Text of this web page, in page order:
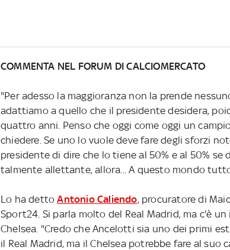
COMMENTA NEL FORUM DI CALCIOMERCATO
"Per adesso la maggioranza non la prende
adattiamo a quello che il presidente desidera,
quattro anni. Penso che oggi come oggi un
chiedere. Se uno lo vuole deve fare degli sforzi
presidente di dire che lo tiene al 50% e al 50% se
talmente allettante, allora... A questo mondo
Lo ha dettoAntonio Caliendo, procuratore di
Sport24. Si parla molto del Real Madrid, ma c'è
Chelsea. "Credo che Ancelotti sia uno dei primi
il Real Madrid, ma il Chelsea potrebbe fare al suo